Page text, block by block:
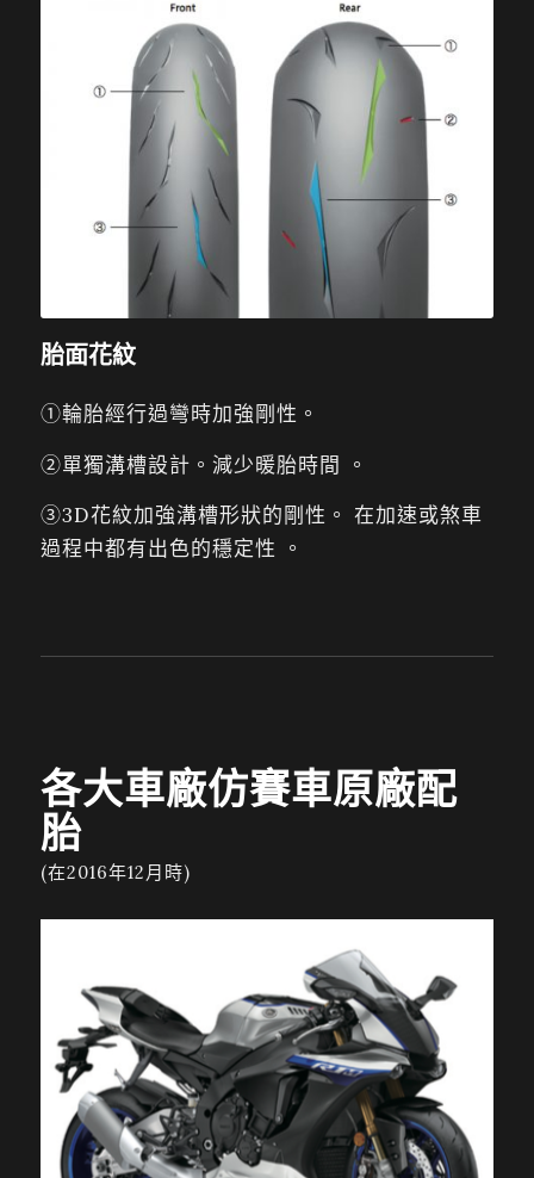
胎面花紋
①輪胎經行過彎時加強剛性。
②單獨溝槽設計。減少暖胎時間 。
③3D花紋加強溝槽形狀的剛性。 在加速或煞車
過程中都有出色的穩定性 。
各大車廠仿賽車原廠配
胎
(在2016年12月時)